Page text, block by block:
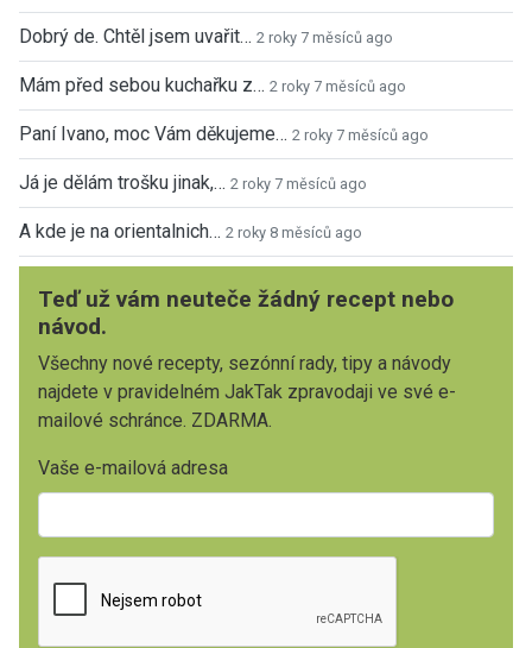
Dobrý de. Chtěl jsem uvařit… 2 roky 7 měsíců ago
Mám před sebou kuchařku z… 2 roky 7 měsíců ago
Paní Ivano, moc Vám děkujeme… 2 roky 7 měsíců ago
Já je dělám trošku jinak,… 2 roky 7 měsíců ago
A kde je na orientalnich… 2 roky 8 měsíců ago
Teď už vám neuteče žádný recept nebo
návod.
Všechny nové recepty, sezónní rady, tipy a návody
najdete v pravidelném JakTak zpravodaji ve své e-
mailové schránce. ZDARMA.
Vaše e-mailová adresa